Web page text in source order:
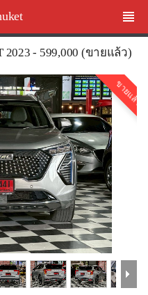
2023 - 599,000 (ขายแล้ว)
ขายแล้ว